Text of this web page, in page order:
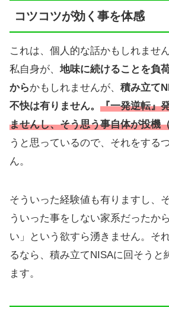
コツコツが効く事を体感
これは、個人的な話かもしれません
私自身が、 地味に続けることを負
からかもしれませんが、 積み立て
不快は有りません。 『一発逆転』
ませんし、そう思う事自体が投機
うと思っているので、それをする
ん。
そういった経験値も有りますし、
ういった事をしない家系だったか
い」という欲すら湧きません。そ
るなら、積み立てNISAに回そうと
ます。